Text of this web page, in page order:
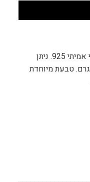
טבעת 3 אותיות מסולסלות עשוי כסף אמיתי 925. ניתן
טבעת מיוחדת